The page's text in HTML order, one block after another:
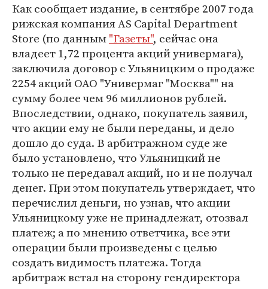
Как сообщает издание, в сентябре 2007 года
рижская компания AS Capital Department
Store (по данным"Газеты", сейчас она
владеет 1,72 процента акций универмага),
заключила договор с Ульяницким о продаже
2254 акций ОАО "Универмаг "Москва"" на
сумму более чем 96 миллионов рублей.
Впоследствии, однако, покупатель заявил,
что акции ему не были переданы, и дело
дошло до суда. В арбитражном суде же
было установлено, что Ульяницкий не
только не передавал акций, но и не получал
денег. При этом покупатель утверждает, что
перечислил деньги, но узнав, что акции
Ульяницкому уже не принадлежат, отозвал
платеж; а по мнению ответчика, все эти
операции были произведены с целью
создать видимость платежа. Тогда
арбитраж встал на сторону гендиректора